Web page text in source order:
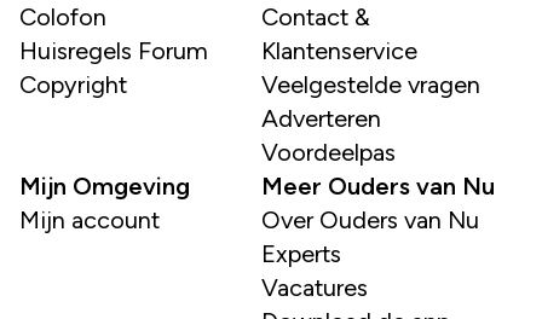
Colofon
Huisregels Forum
Copyright
Contact &
Klantenservice
Veelgestelde vragen
Adverteren
Voordeelpas
Mijn Omgeving
Mijn account
Meer Ouders van Nu
Over Ouders van Nu
Experts
Vacatures